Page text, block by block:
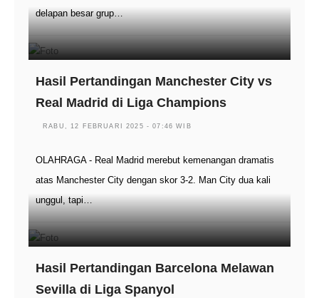
delapan besar grup…
Hasil Pertandingan Manchester City vs
Real Madrid di Liga Champions
RABU, 12 FEBRUARI 2025 - 07:46 WIB
OLAHRAGA - Real Madrid merebut kemenangan dramatis
atas Manchester City dengan skor 3-2. Man City dua kali
unggul, tapi…
Hasil Pertandingan Barcelona Melawan
Sevilla di Liga Spanyol